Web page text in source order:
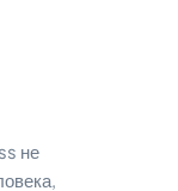
не